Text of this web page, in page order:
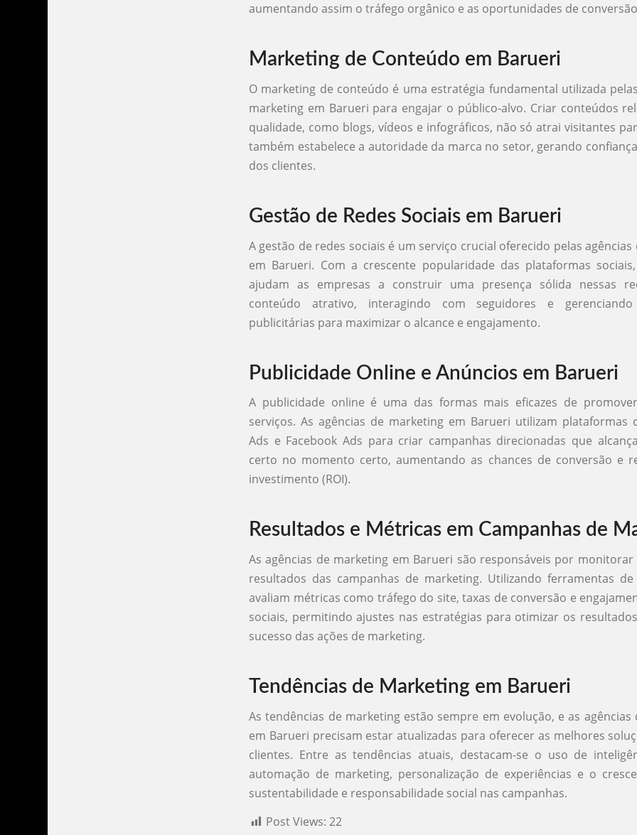
aumentando assim o tráfego orgânico e as oportunidades de
Marketing de Conteúdo em Barueri
O marketing de conteúdo é uma estratégia fundamental utilizada
marketing em Barueri para engajar o público-alvo. Criar conteúdos
qualidade, como blogs, vídeos e infográficos, não só atrai visitantes
também estabelece a autoridade da marca no setor, gerando
dos clientes.
Gestão de Redes Sociais em Barueri
A gestão de redes sociais é um serviço crucial oferecido pelas
em Barueri. Com a crescente popularidade das plataformas
ajudam as empresas a construir uma presença sólida nessas
conteúdo atrativo, interagindo com seguidores e gerenciando
publicitárias para maximizar o alcance e engajamento.
Publicidade Online e Anúncios em Barueri
A publicidade online é uma das formas mais eficazes de
serviços. As agências de marketing em Barueri utilizam plataformas
Ads e Facebook Ads para criar campanhas direcionadas que
certo no momento certo, aumentando as chances de conversão e
investimento (ROI).
Resultados e Métricas em Campanhas de
As agências de marketing em Barueri são responsáveis por monitorar
resultados das campanhas de marketing. Utilizando ferramentas de
avaliam métricas como tráfego do site, taxas de conversão e
sociais, permitindo ajustes nas estratégias para otimizar os
sucesso das ações de marketing.
Tendências de Marketing em Barueri
As tendências de marketing estão sempre em evolução, e as agências
em Barueri precisam estar atualizadas para oferecer as melhores
clientes. Entre as tendências atuais, destacam-se o uso de
automação de marketing, personalização de experiências e o
sustentabilidade e responsabilidade social nas campanhas.
Post Views: 22